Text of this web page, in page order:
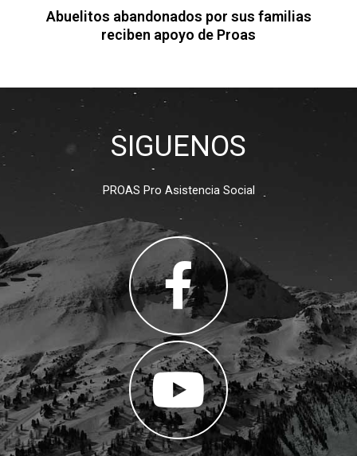
Abuelitos abandonados por sus familias
reciben apoyo de Proas
SIGUENOS
PROAS Pro Asistencia Social